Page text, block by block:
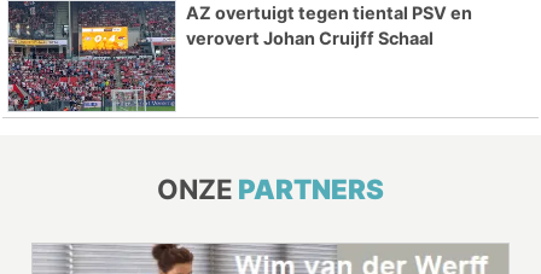
AZ overtuigt tegen tiental PSV en
verovert Johan Cruijff Schaal
ONZE PARTNERS